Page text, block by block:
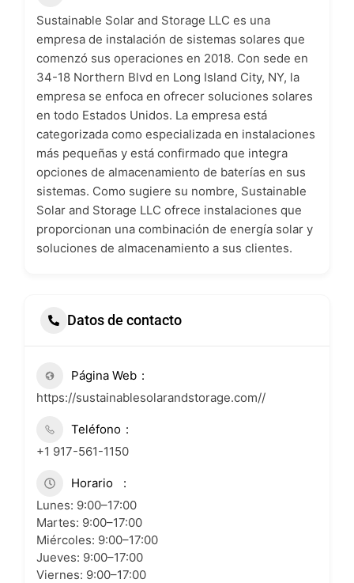
Sustainable Solar and Storage LLC es una
empresa de instalación de sistemas solares que
comenzó sus operaciones en 2018. Con sede en
34-18 Northern Blvd en Long Island City, NY, la
empresa se enfoca en ofrecer soluciones solares
en todo Estados Unidos. La empresa está
categorizada como especializada en instalaciones
más pequeñas y está confirmado que integra
opciones de almacenamiento de baterías en sus
sistemas. Como sugiere su nombre, Sustainable
Solar and Storage LLC ofrece instalaciones que
proporcionan una combinación de energía solar y
soluciones de almacenamiento a sus clientes.
Datos de contacto
Página Web
https://sustainablesolarandstorage.com//
Teléfono
+1 917-561-1150
Horario
Lunes: 9:00–17:00
Martes: 9:00–17:00
Miércoles: 9:00–17:00
Jueves: 9:00–17:00
Viernes: 9:00–17:00